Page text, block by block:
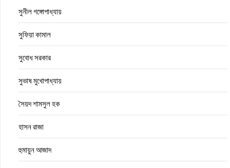
সুনীল গঙ্গোপাধ্যায়
সুফিয়া কামাল
সুবোধ সরকার
সুভাষ মুখোপাধ্যায়
সৈয়দ শামসুল হক
হাসন রাজা
হুমায়ুন আজাদ